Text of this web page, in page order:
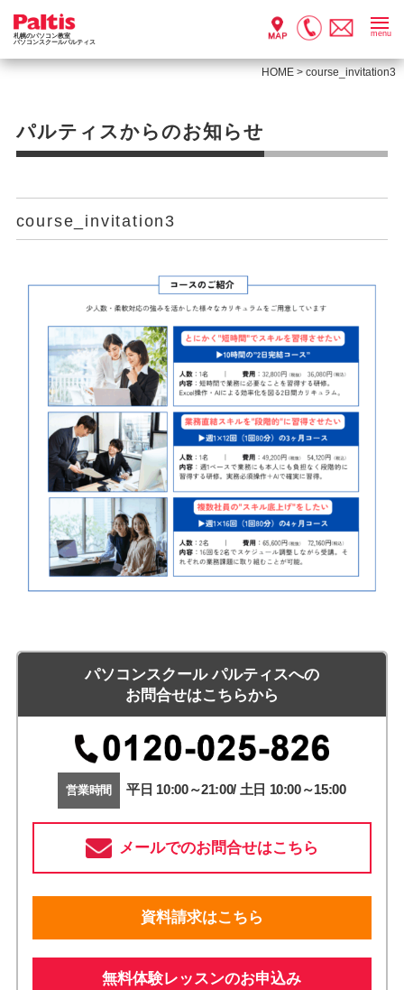
札幌のパソコン教室
パソコンスクールパルティス
menu
HOME >course_invitation3
パルティスからのお知らせ
course_invitation3
パソコンスクール パルティスへの
お問合せはこちらから
営業時間 平日 10:00～21:00/ 土日 10:00～15:00
メールでのお問合せはこちら
資料請求はこちら
無料体験レッスンのお申込み